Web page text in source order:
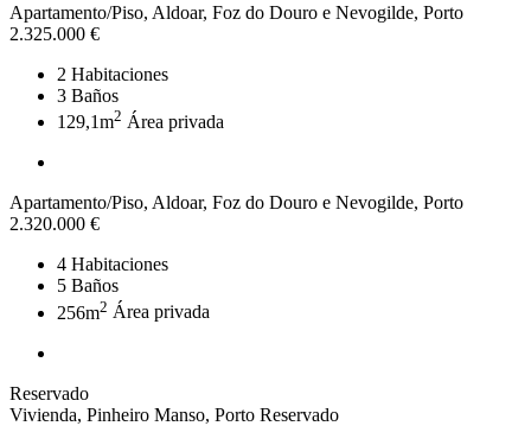
Apartamento/Piso, Aldoar, Foz do Douro e Nevogilde, Porto
2.325.000 €
2 Habitaciones
3 Baños
129,1m2 Área privada
Apartamento/Piso, Aldoar, Foz do Douro e Nevogilde, Porto
2.320.000 €
4 Habitaciones
5 Baños
256m2 Área privada
Reservado
Vivienda, Pinheiro Manso, Porto Reservado